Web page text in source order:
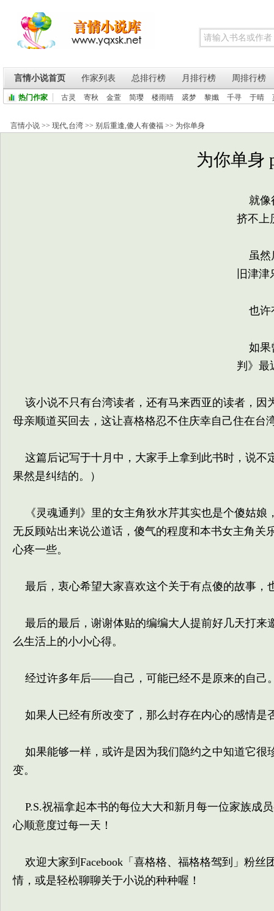
言情小说首页 作家列表 总排行榜 月排行榜 周排行榜
热门作家 古灵 寄秋 金萱 简璎 楼雨晴 裘梦 黎孅 千寻 于晴
言情小说 >> 现代,台湾 >> 别后重逢,傻人有傻福 >> 为你单身
为你单身
就像
挤不上
虽然
旧津
也许
如果
判》
该小说不只有台湾读者，还有马来西亚的读者，因
母亲顺道买回去，这让喜格格忍不住庆幸自己住在台
这篇后记写于十月中，大家手上拿到此书时，说不
果然是纠结的。）
《灵魂通判》里的女主角狄水芹其实也是个傻姑娘
无反顾站出来说公道话，傻气的程度和本书女主角
心疼一些。
最后，衷心希望大家喜欢这个关于有点傻的故事，
最后的最后，谢谢体贴的编编大人提前好几天打来
么生活上的小小心得。
经过许多年后——自己，可能已经不是原来的自己
如果人已经有所改变了，那么封存在内心的感情是
如果能够一样，或许是因为我们隐约之中知道它很
变。
P.S.祝福拿起本书的每位大大和新月每一位家族成
心顺意度过每一天！
欢迎大家到Facebook「喜格格、福格格驾到」粉丝
情，或是轻松聊聊关于小说的种种喔！